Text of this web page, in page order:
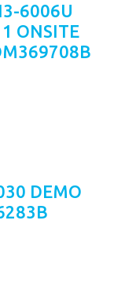
6006U
ONSITE
DEMO